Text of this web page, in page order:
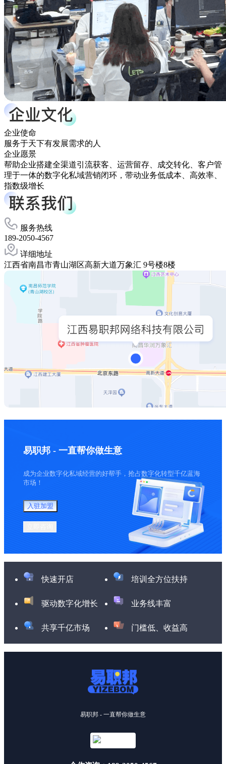
企业使命
服务于天下有发展需求的人
企业愿景
帮助企业搭建全渠道引流获客、运营留存、成交转化、客户管
理于一体的数字化私域营销闭环，带动业务低成本、高效率、
指数级增长
服务热线
189-2050-4567
详细地址
江西省南昌市青山湖区高新大道万象汇 9号楼8楼
易职邦 - 一直帮你做生意
成为企业数字化私域经营的好帮手，抢占数字化转型千亿蓝海
市场！
入驻加盟
快速开店 培训全方位扶持
驱动数字化增长 业务线丰富
共享千亿市场 门槛低、收益高
易职邦 - 一直帮你做生意